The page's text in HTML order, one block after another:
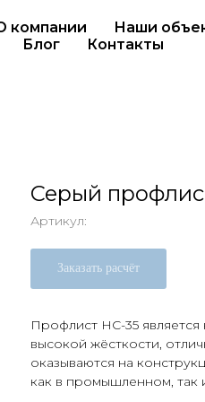
компании
Наши
Блог Контакты
Серый
Артикул:
Заказать расчёт
Профлист НС-35
высокой жёсткости,
оказываются на
как в промышленном, так